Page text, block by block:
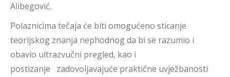
Alibegović.
Polaznicima tečaja će biti omogućeno sticanje
teorijskog znanja nephodnog da bi se razumio i
obavio ultrazvučni pregled, kao i
postizanje zadovoljavajuće praktične uvježbanosti